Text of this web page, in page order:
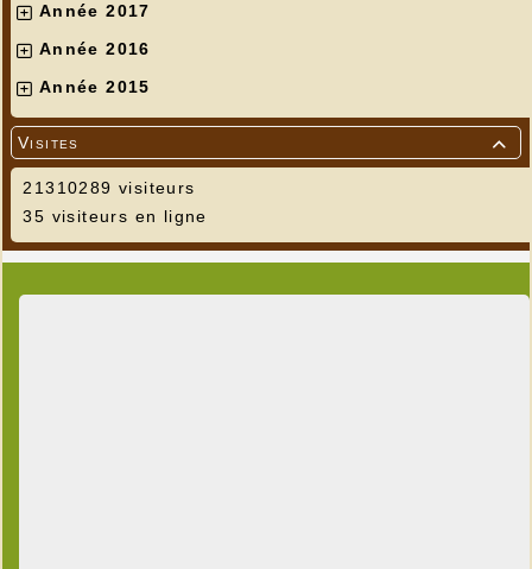
Année 2017
Année 2016
Année 2015

Visites
21310289 visiteurs
35 visiteurs en ligne